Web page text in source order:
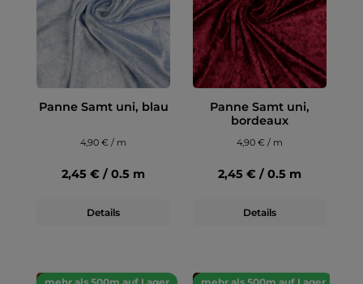
Panne Samt uni, blau
4,90 € / m
2,45 € / 0.5 m
Details
Panne Samt uni,
bordeaux
4,90 € / m
2,45 € / 0.5 m
Details